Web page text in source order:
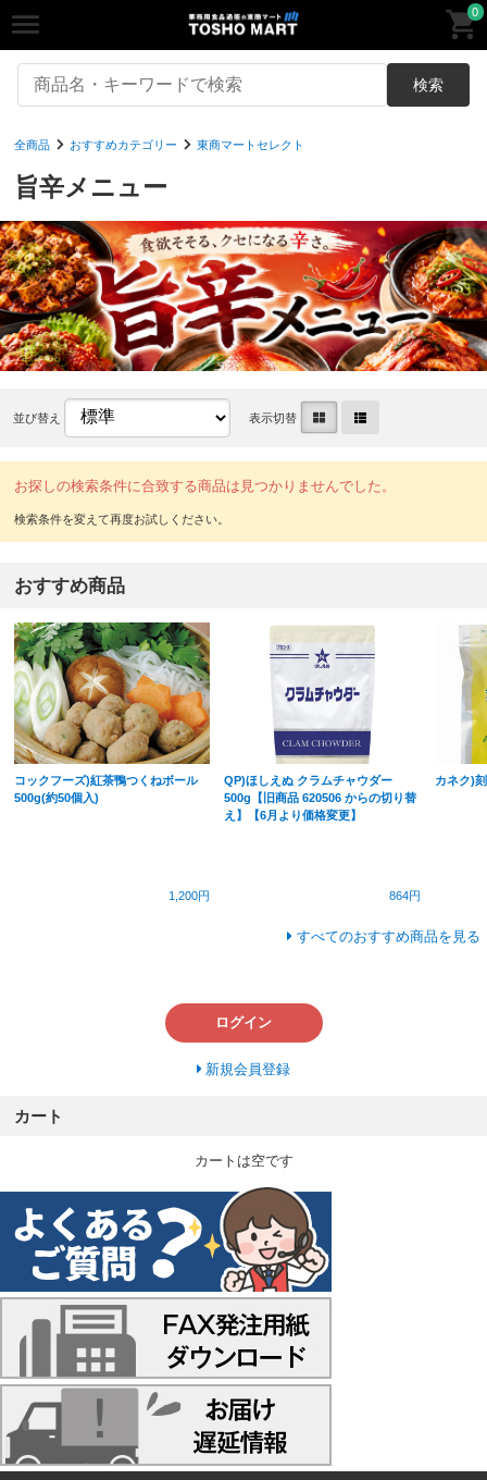
0
検索
全商品 おすすめカテゴリー 東商マートセレクト
旨辛メニュー
並び替え 表示切替
お探しの検索条件に合致する商品は見つかりませんでした。
おすすめ商品
コックフーズ)紅茶鴨つくねボール
500g(約50個入)
1,200円
QP)ほしえぬ クラムチャウダー
500g【旧商品 620506 からの切り替
え】【6月より価格変更】
864円
カネク)
すべてのおすすめ商品を見る
ログイン
新規会員登録
カート
カートは空です